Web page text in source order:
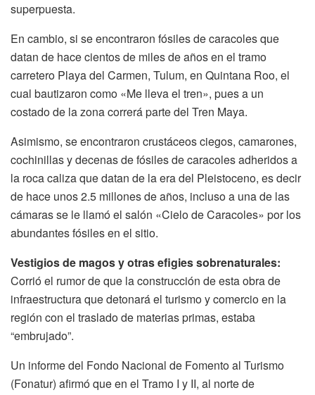
superpuesta.
En cambio, si se encontraron fósiles de caracoles que
datan de hace cientos de miles de años en el tramo
carretero Playa del Carmen, Tulum, en Quintana Roo, el
cual bautizaron como «Me lleva el tren», pues a un
costado de la zona correrá parte del Tren Maya.
Asimismo, se encontraron crustáceos ciegos, camarones,
cochinillas y decenas de fósiles de caracoles adheridos a
la roca caliza que datan de la era del Pleistoceno, es decir
de hace unos 2.5 millones de años, incluso a una de las
cámaras se le llamó el salón «Cielo de Caracoles» por los
abundantes fósiles en el sitio.
Vestigios de magos y otras efigies sobrenaturales:
Corrió el rumor de que la construcción de esta obra de
infraestructura que detonará el turismo y comercio en la
región con el traslado de materias primas, estaba
“embrujado”.
Un informe del Fondo Nacional de Fomento al Turismo
(Fonatur) afirmó que en el Tramo I y II, al norte de